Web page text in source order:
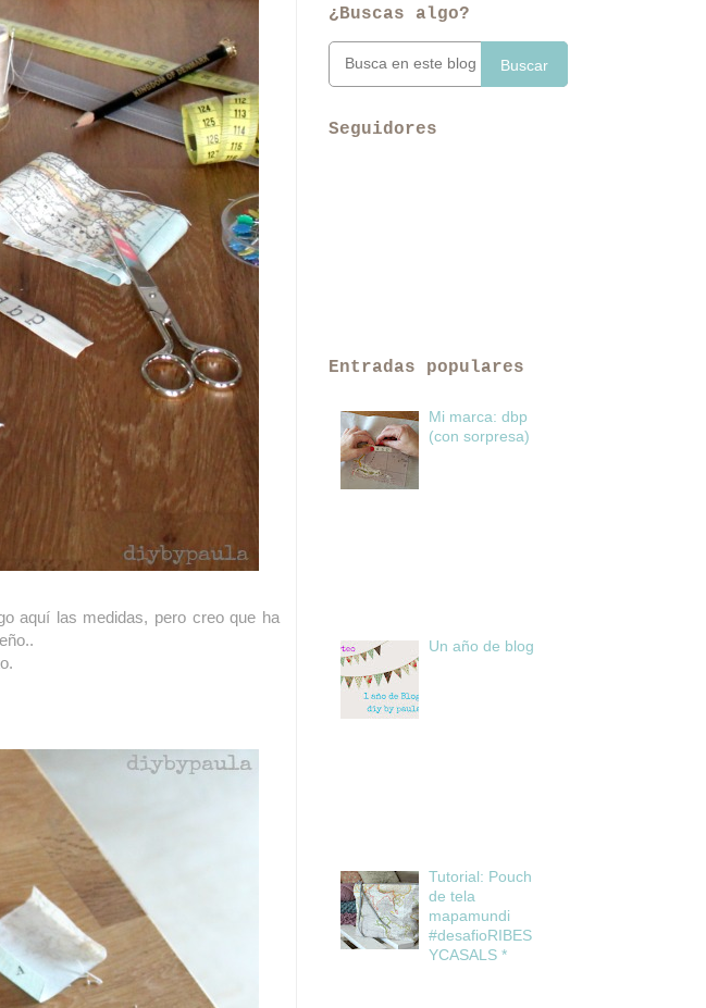
aquí las medidas, pero creo que ha
¿Buscas algo?
Buscar
Seguidores
Entradas populares
Mi marca: dbp
(con sorpresa)
Un año de blog
Tutorial: Pouch
de tela
mapamundi
#desafioRIBES
YCASALS *